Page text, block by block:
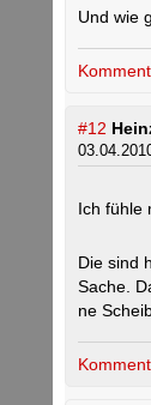
Und wie
#12
Ich fühle
Die sind
Sache.
ne